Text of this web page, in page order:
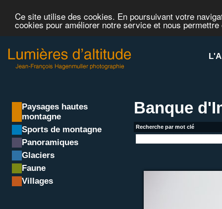
Ce site utilise des cookies. En poursuivant votre
cookies pour améliorer notre service et nous
Paysages hautes
montagne
Sports de montagne
Panoramiques
Glaciers
Faune
Villages
Banque
Recherche par mot clé